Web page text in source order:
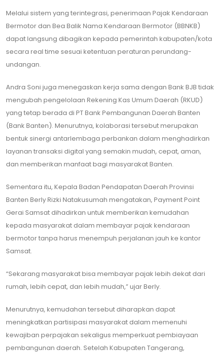
Melalui sistem yang terintegrasi, penerimaan Pajak Kendaraan
Bermotor dan Bea Balik Nama Kendaraan Bermotor (BBNKB)
dapat langsung dibagikan kepada pemerintah kabupaten/kota
secara real time sesuai ketentuan peraturan perundang-
undangan.
Andra Soni juga menegaskan kerja sama dengan Bank BJB tidak
mengubah pengelolaan Rekening Kas Umum Daerah (RKUD)
yang tetap berada di PT Bank Pembangunan Daerah Banten
(Bank Banten). Menurutnya, kolaborasi tersebut merupakan
bentuk sinergi antarlembaga perbankan dalam menghadirkan
layanan transaksi digital yang semakin mudah, cepat, aman,
dan memberikan manfaat bagi masyarakat Banten.
Sementara itu, Kepala Badan Pendapatan Daerah Provinsi
Banten Berly Rizki Natakusumah mengatakan, Payment Point
Gerai Samsat dihadirkan untuk memberikan kemudahan
kepada masyarakat dalam membayar pajak kendaraan
bermotor tanpa harus menempuh perjalanan jauh ke kantor
Samsat.
“Sekarang masyarakat bisa membayar pajak lebih dekat dari
rumah, lebih cepat, dan lebih mudah,” ujar Berly.
Menurutnya, kemudahan tersebut diharapkan dapat
meningkatkan partisipasi masyarakat dalam memenuhi
kewajiban perpajakan sekaligus memperkuat pembiayaan
pembangunan daerah. Setelah Kabupaten Tangerang,